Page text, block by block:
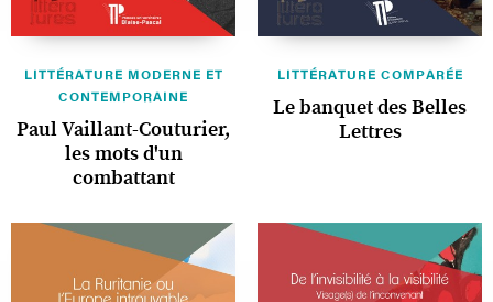
LITTÉRATURE MODERNE ET
CONTEMPORAINE
Paul Vaillant-Couturier,
les mots d'un
combattant
LITTÉRATURE COMPARÉE
Le banquet des Belles
Lettres